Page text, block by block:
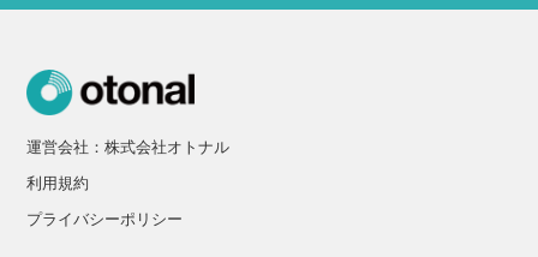
運営会社：株式会社オトナル
利用規約
プライバシーポリシー